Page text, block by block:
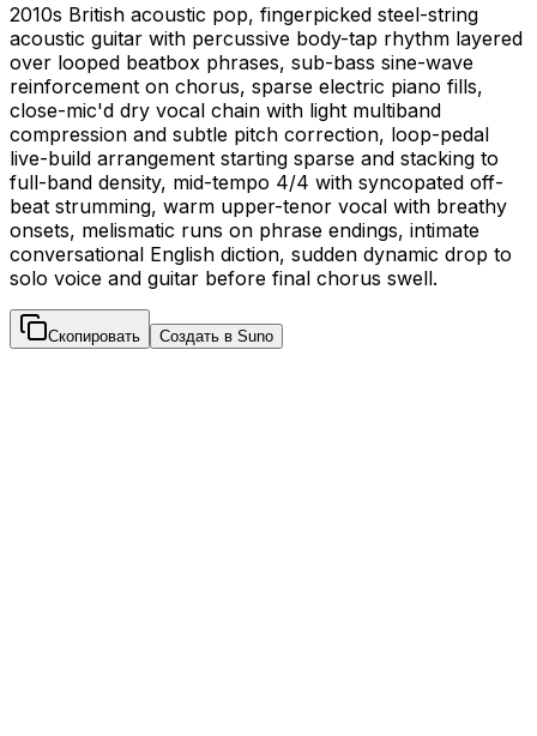
2010s British acoustic pop, fingerpicked steel-string
acoustic guitar with percussive body-tap rhythm layered
over looped beatbox phrases, sub-bass sine-wave
reinforcement on chorus, sparse electric piano fills,
close-mic'd dry vocal chain with light multiband
compression and subtle pitch correction, loop-pedal
live-build arrangement starting sparse and stacking to
full-band density, mid-tempo 4/4 with syncopated off-
beat strumming, warm upper-tenor vocal with breathy
onsets, melismatic runs on phrase endings, intimate
conversational English diction, sudden dynamic drop to
solo voice and guitar before final chorus swell.
Скопировать Создать в Suno